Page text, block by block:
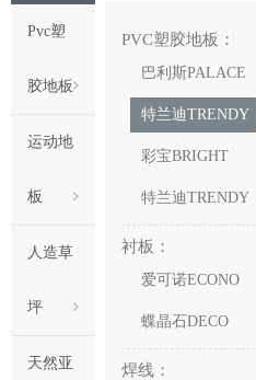
Pvc塑
胶地板
运动地
板
人造草
坪
天然亚
PVC塑胶地板：
巴利斯PALACE
特兰迪TRENDY
彩宝BRIGHT
特兰迪TRENDY
衬板：
爱可诺ECONO
蝶晶石DECO
焊线：